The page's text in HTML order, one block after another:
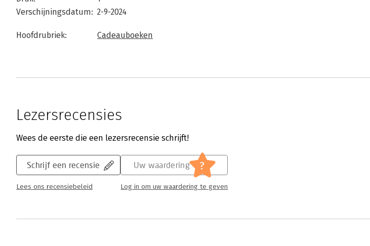
Verschijningsdatum: 2-9-2024
Hoofdrubriek: Cadeauboeken
Lezersrecensies
Wees de eerste die een lezersrecensie schrijft!
Schrijf een recensie
Lees ons recensiebeleid
Uw waardering ?
Log in om uw waardering te geven